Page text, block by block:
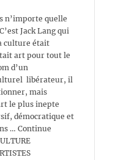
n’importe quelle
Jack Lang qui
culture était
art pour tout le
d’un
libérateur, il
mais
le plus inepte
démocratique et
… Continue